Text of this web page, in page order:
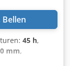
Bellen
45 h,
mm,